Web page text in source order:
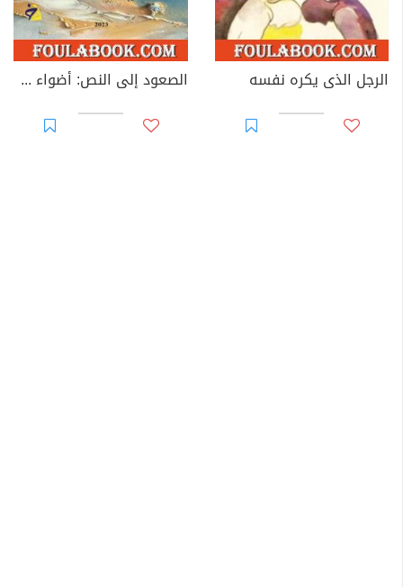
الرجل الذى يكره نفسه الصعود إلى النص: أضواء على خطاب إبراهيم خليل النقدي